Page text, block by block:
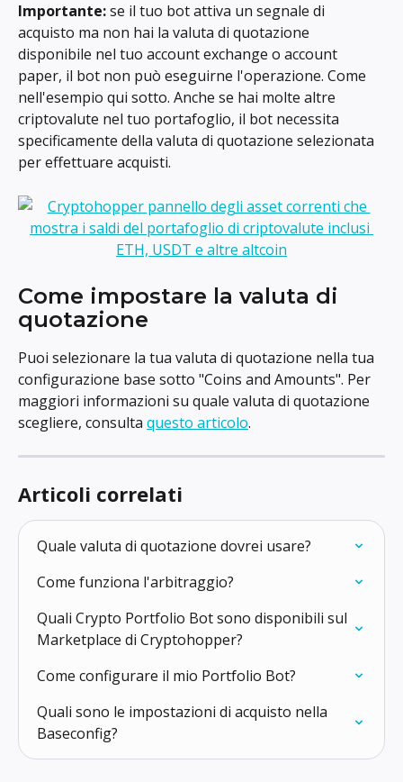
Importante: se il tuo bot attiva un segnale di
acquisto ma non hai la valuta di quotazione
disponibile nel tuo account exchange o account
paper, il bot non può eseguirne l'operazione. Come
nell'esempio qui sotto. Anche se hai molte altre
criptovalute nel tuo portafoglio, il bot necessita
specificamente della valuta di quotazione selezionata
per effettuare acquisti.
Come impostare la valuta di
quotazione
Puoi selezionare la tua valuta di quotazione nella tua
configurazione base sotto "Coins and Amounts". Per
maggiori informazioni su quale valuta di quotazione
scegliere, consulta questo articolo.
Articoli correlati
Quale valuta di quotazione dovrei usare?
Come funziona l'arbitraggio?
Quali Crypto Portfolio Bot sono disponibili sul
Marketplace di Cryptohopper?
Come configurare il mio Portfolio Bot?
Quali sono le impostazioni di acquisto nella
Baseconfig?